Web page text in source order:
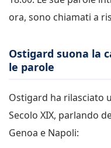
ora, sono chiamati a
Ostigard suona la
le parole
Ostigard ha rilasciato
Secolo XIX, parlando
Genoa e Napoli: